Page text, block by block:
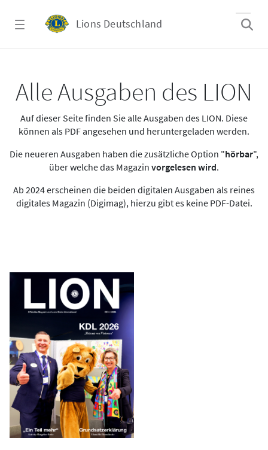
Lions Deutschland
Alle Ausgaben des LION
Auf dieser Seite finden Sie alle Ausgaben des LION. Diese
können als PDF angesehen und heruntergeladen werden.
Die neueren Ausgaben haben die zusätzliche Option "hörbar",
über welche das Magazin vorgelesen wird.
Ab 2024 erscheinen die beiden digitalen Ausgaben als reines
digitales Magazin (Digimag), hierzu gibt es keine PDF-Datei.